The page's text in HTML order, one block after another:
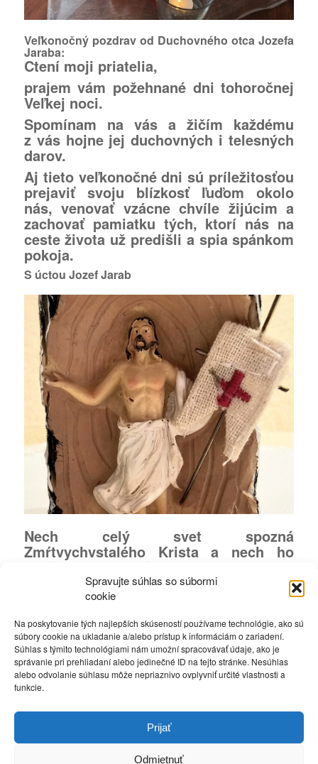
Spravujte súhlas so súbormi
cookie
Na poskytovanie tých najlepších skúseností používame technológie, ako sú
súbory cookie na ukladanie a/alebo prístup k informáciám o zariadení.
Súhlas s týmito technológiami nám umožní spracovávať údaje, ako je
správanie pri prehliadaní alebo jedinečné ID na tejto stránke. Nesúhlas
alebo odvolanie súhlasu môže nepriaznivo ovplyvniť určité vlastnosti a
funkcie.
Prijať
Odmietnuť
Veľkonočný pozdrav od Duchovného otca Jozefa
Jaraba:
Ctení moji priatelia,
prajem vám požehnané dni tohoročnej
Veľkej noci.
Spomínam na vás a žičím každému
z vás hojne jej duchovných i telesných
darov.
Aj tieto veľkonočné dni sú príležitosťou
prejaviť svoju blízkosť ľuďom okolo
nás, venovať vzácne chvíle žijúcim a
zachovať pamiatku tých, ktorí nás na
ceste života už predišli a spia spánkom
pokoja.
S úctou Jozef Jarab
Nech celý svet spozná
Zmŕtvychvstalého Krista a nech ho
uzná za svojho kráľa.
Viva Cristo Rei.
hlbší a hlbší tak aby sme sa mu
pripodobnili čo najviac.
Marko